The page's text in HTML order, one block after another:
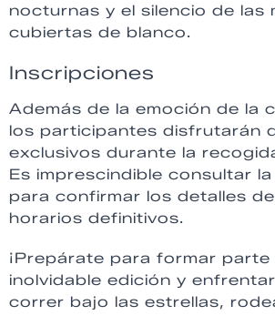
nocturnas y el silencio de las
cubiertas de blanco.
Inscripciones
Además de la emoción de la
los participantes disfrutarán
exclusivos durante la
Es imprescindible consultar
para confirmar los detalles
horarios definitivos.
¡Prepárate para formar parte
inolvidable edición y
correr bajo las estrellas,